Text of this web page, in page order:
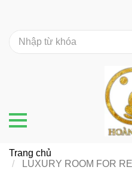
Trang chủ
LUXURY ROOM FOR